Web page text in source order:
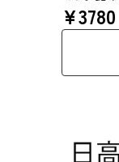
とした旨
¥3780